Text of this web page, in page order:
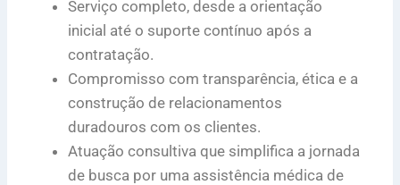
Serviço completo, desde a orientação
inicial até o suporte contínuo após a
contratação.
Compromisso com transparência, ética e a
construção de relacionamentos
duradouros com os clientes.
Atuação consultiva que simplifica a jornada
de busca por uma assistência médica de